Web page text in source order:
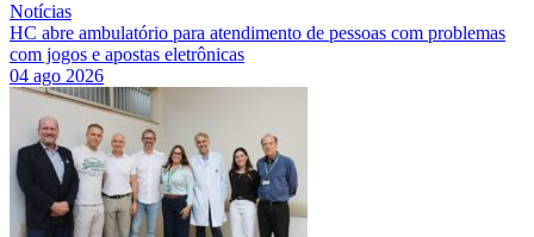
Notícias
HC abre ambulatório para atendimento de pessoas com problemas
com jogos e apostas eletrônicas
04 ago 2026